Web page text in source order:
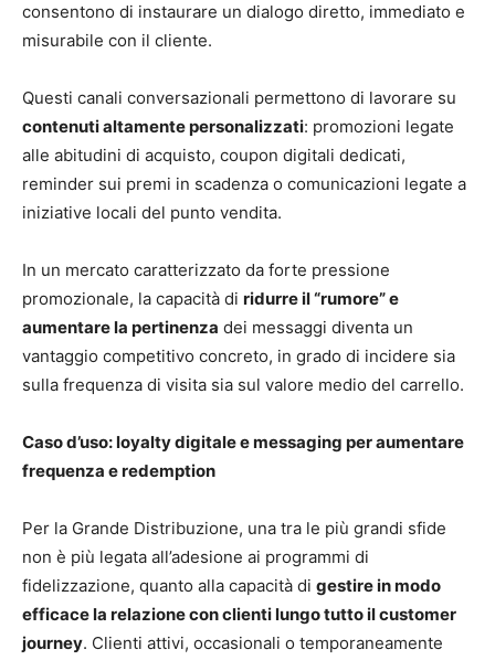
consentono di instaurare un dialogo diretto, immediato e
misurabile con il cliente.
Questi canali conversazionali permettono di lavorare su
contenuti altamente personalizzati: promozioni legate
alle abitudini di acquisto, coupon digitali dedicati,
reminder sui premi in scadenza o comunicazioni legate a
iniziative locali del punto vendita.
In un mercato caratterizzato da forte pressione
promozionale, la capacità di ridurre il “rumore” e
aumentare la pertinenza dei messaggi diventa un
vantaggio competitivo concreto, in grado di incidere sia
sulla frequenza di visita sia sul valore medio del carrello.
Caso d’uso: loyalty digitale e messaging per aumentare
frequenza e redemption
Per la Grande Distribuzione, una tra le più grandi sfide
non è più legata all’adesione ai programmi di
fidelizzazione, quanto alla capacità di gestire in modo
efficace la relazione con clienti lungo tutto il customer
journey. Clienti attivi, occasionali o temporaneamente